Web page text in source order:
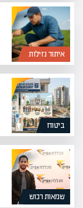
איתור נזילות
ביטוח
שמאות רכוש